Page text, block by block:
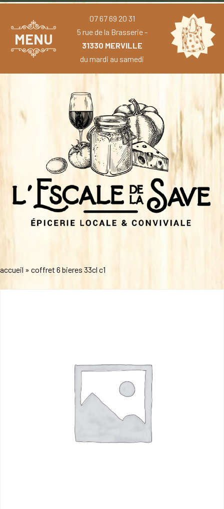
MENU
07 67 69 20 31
5 rue de la Brasserie -
31330 MERVILLE
du mardi au samedi
accueil » coffret 6 bieres 33cl c1